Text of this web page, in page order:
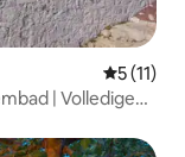
5 (11)
| Volledige